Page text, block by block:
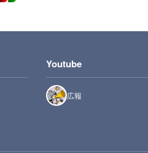
Youtube
広報